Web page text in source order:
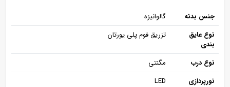
جنس بدنه
گالوانیزه
نوع عایق
بندی
تزریق فوم پلی یورتان
نوع درب
مگنتی
نورپردازی
LED